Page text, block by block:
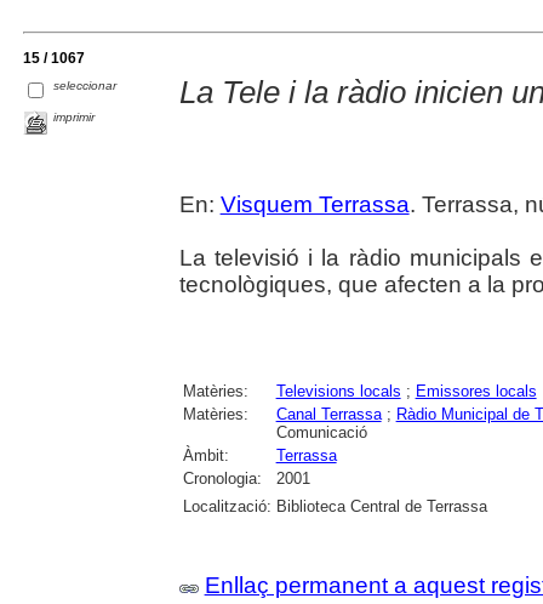
15 / 1067
seleccionar
imprimir
La Tele i la ràdio inicien
En: Visquem Terrassa. Terrassa,
La televisió i la ràdio municipals
tecnològiques, que afecten a la
Matèries: Televisions locals ; Emissores locals
Matèries:
Canal Terrassa; Ràdio Municipal de
Comunicació
Àmbit:
Terrassa
Cronologia:
2001
Localització: Biblioteca Central de Terrassa
Enllaç permanent a aquest